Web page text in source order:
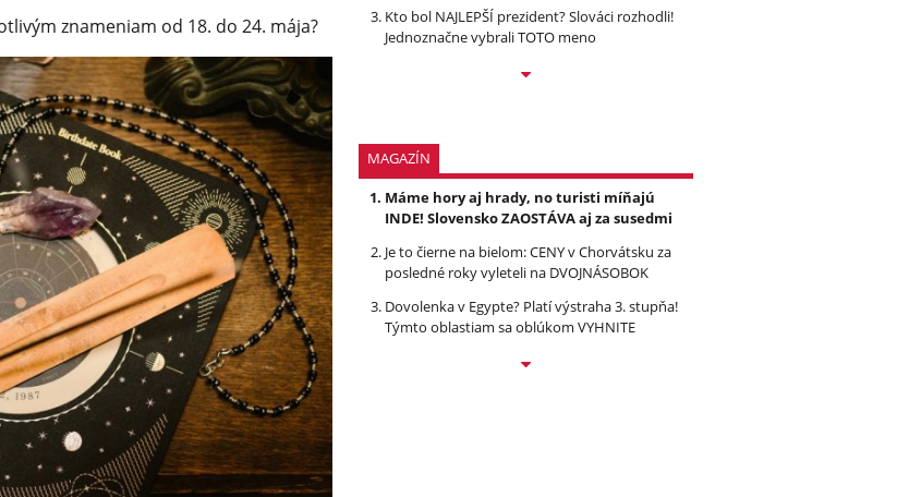
znameniam od 18. do 24. mája?
Kto bol NAJLEPŠÍ prezident? Slováci rozhodli!
Jednoznačne vybrali TOTO meno
MAGAZÍN
Máme hory aj hrady, no turisti míňajú
INDE! Slovensko ZAOSTÁVA aj za susedmi
Je to čierne na bielom: CENY v Chorvátsku za
posledné roky vyleteli na DVOJNÁSOBOK
Dovolenka v Egypte? Platí výstraha 3. stupňa!
Týmto oblastiam sa oblúkom VYHNITE